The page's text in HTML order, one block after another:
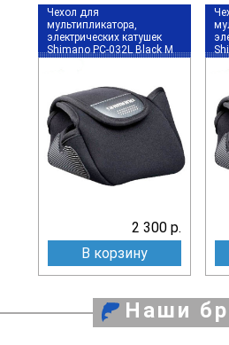
Чехол для
мультипликатора,
электрических катушек
Shimano PC-032L Black M
2 300 р.
В корзину
Наши